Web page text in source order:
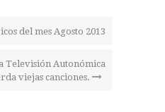
del mes Agosto 2013
Televisión Autonómica
viejas canciones.